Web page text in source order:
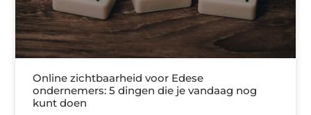
Online zichtbaarheid voor Edese
ondernemers: 5 dingen die je vandaag nog
kunt doen